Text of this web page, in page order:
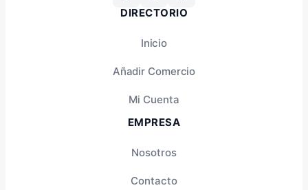
DIRECTORIO
Inicio
Añadir Comercio
Mi Cuenta
EMPRESA
Nosotros
Contacto